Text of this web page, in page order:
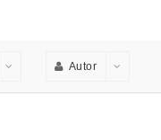
Autor